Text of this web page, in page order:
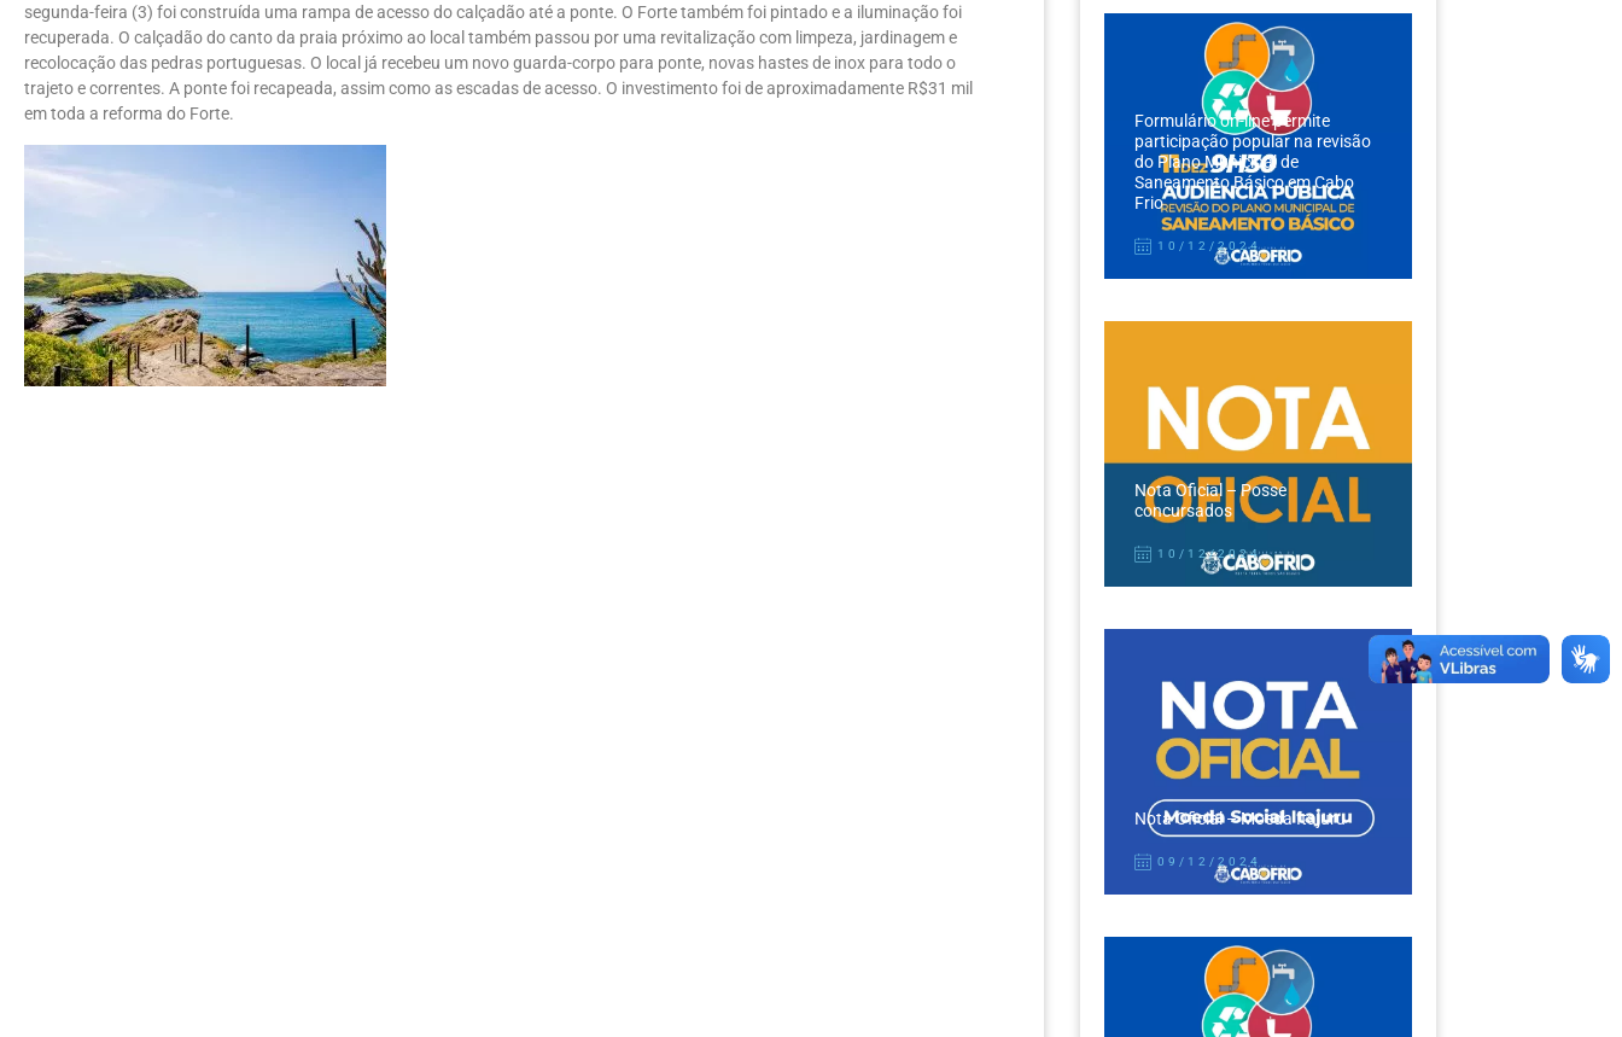
segunda-feira (3) foi construída uma rampa de acesso do calçadão até a ponte. O Forte também foi pintado e a iluminação foi
recuperada. O calçadão do canto da praia próximo ao local também passou por uma revitalização com limpeza, jardinagem e
recolocação das pedras portuguesas. O local já recebeu um novo guarda-corpo para ponte, novas hastes de inox para todo o
trajeto e correntes. A ponte foi recapeada, assim como as escadas de acesso. O investimento foi de aproximadamente R$31 mil
em toda a reforma do Forte.
Formulário on-line permite
participação popular na revisão
do Plano Municipal de
Saneamento Básico em Cabo
Frio
10/12/2024
Nota Oficial – Posse
concursados
10/12/2024
Nota Oficial – Moeda Itajuru
09/12/2024